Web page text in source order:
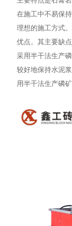
在施工中不易保
理想的施工方式
优点。其主要缺
采用半干法生产
较好地保持水泥
用半干法生产磷